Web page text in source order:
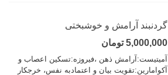
گردنبند آرامش و خوشبختی
5,000,000 تومان
آمیتیست:آرامش ذهن ،فیروزه:تسکین اعصاب و
آکوامارین:تقویت بیان و اعتمادبه نفس، خرجکار